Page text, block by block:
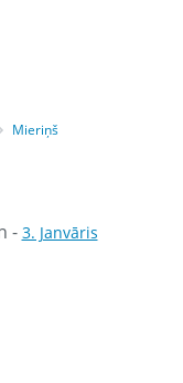
Mieriņš
- 3. Janvāris